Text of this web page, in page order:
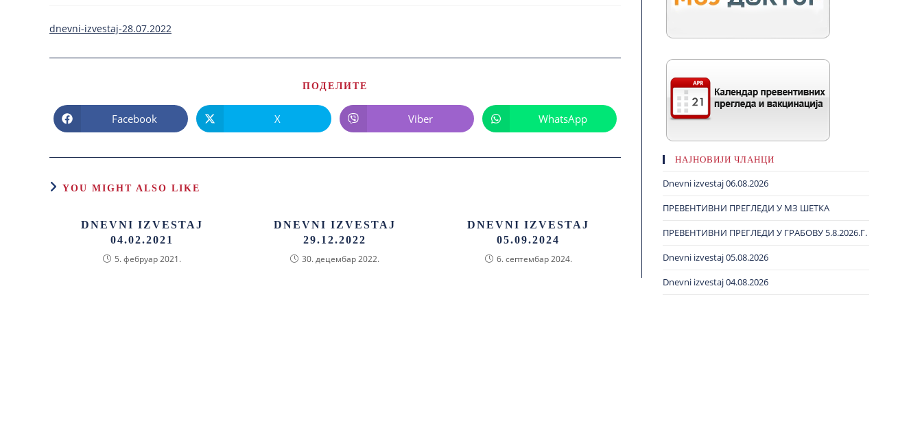
dnevni-izvestaj-28.07.2022
ПОДЕЛИТЕ
Facebook X Viber WhatsApp
YOU MIGHT ALSO LIKE
DNEVNI IZVESTAJ
04.02.2021
5. фебруар 2021.
DNEVNI IZVESTAJ
29.12.2022
30. децембар 2022.
DNEVNI IZVESTAJ
05.09.2024
6. септембар 2024.
НАЈНОВИЈИ ЧЛАНЦИ
Dnevni izvestaj 06.08.2026
ПРЕВЕНТИВНИ ПРЕГЛЕДИ У МЗ ШЕТКА
ПРЕВЕНТИВНИ ПРЕГЛЕДИ У ГРАБОВУ 5.8.2026.Г.
Dnevni izvestaj 05.08.2026
Dnevni izvestaj 04.08.2026